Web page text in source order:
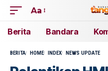
Aa
Berita Bandara
BERITA HOME INDEX NEWS UPDATE